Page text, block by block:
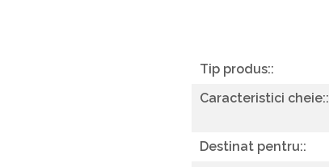
Tip produs::
Caracteristici cheie::
Destinat pentru::